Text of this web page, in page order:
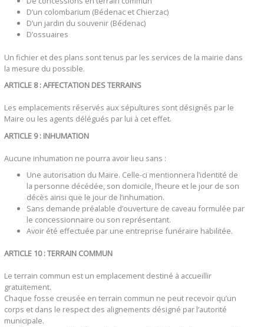
D’un colombarium (Bédenac et Chierzac)
D’un jardin du souvenir (Bédenac)
D’ossuaires
Un fichier et des plans sont tenus par les services de la mairie dans
la mesure du possible.
ARTICLE 8 : AFFECTATION DES TERRAINS
Les emplacements réservés aux sépultures sont désignés par le
Maire ou les agents délégués par lui à cet effet.
ARTICLE 9 : INHUMATION
Aucune inhumation ne pourra avoir lieu sans :
Une autorisation du Maire. Celle-ci mentionnera l’identité de
la personne décédée, son domicile, l’heure et le jour de son
décès ainsi que le jour de l’inhumation.
Sans demande préalable d’ouverture de caveau formulée par
le concessionnaire ou son représentant.
Avoir été effectuée par une entreprise funéraire habilitée.
ARTICLE 10 : TERRAIN COMMUN
Le terrain commun est un emplacement destiné à accueillir
gratuitement.
Chaque fosse creusée en terrain commun ne peut recevoir qu’un
corps et dans le respect des alignements désigné par l’autorité
municipale.